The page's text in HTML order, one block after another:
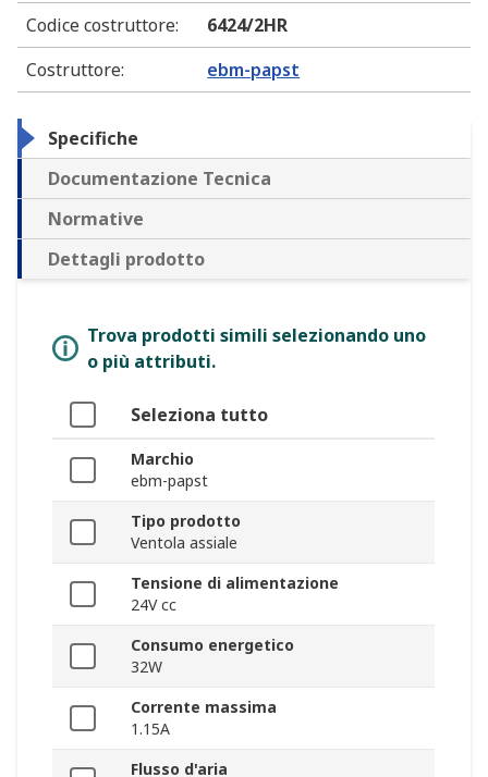
Codice costruttore:
6424/2HR
Costruttore: ebm-papst
Specifiche
Documentazione Tecnica
Normative
Dettagli prodotto
Trova prodotti simili selezionando uno
o più attributi.
Seleziona tutto
Marchio
ebm-papst
Tipo prodotto
Ventola assiale
Tensione di alimentazione
24V cc
Consumo energetico
32W
Corrente massima
1.15A
Flusso d'aria